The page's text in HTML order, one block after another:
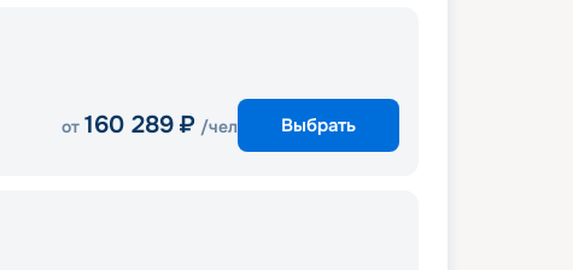
от 160 289 ₽ /чел Выбрать